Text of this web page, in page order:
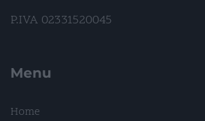
P.IVA 02331520045
Menu
Home